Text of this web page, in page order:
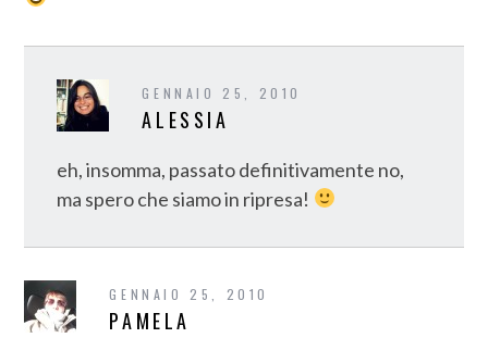
GENNAIO 25, 2010
ALESSIA
eh, insomma, passato definitivamente no,
ma spero che siamo in ripresa!
GENNAIO 25, 2010
PAMELA